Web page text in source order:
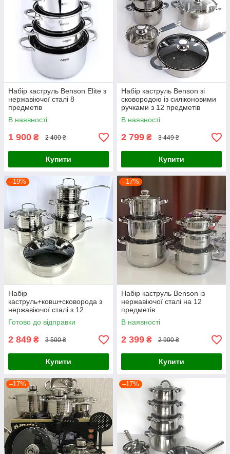
Набір каструль Benson Elite з
нержавіючої сталі 8
предметів
В наявності
1 900 ₴ 2 400 ₴
Купити
Набір каструль Benson зі
сковородою із силіконовими
ручками з 12 предметів
В наявності
2 799 ₴ 3 449 ₴
Купити
–19%
Набір
каструль+ковш+сковорода з
нержавіючої сталі з 12
предметів Benson
Готово до відправки
2 849 ₴ 3 500 ₴
Купити
–17%
Набір каструль Benson із
нержавіючої сталі на 12
предметів
В наявності
2 399 ₴ 2 900 ₴
Купити
–17% –17%